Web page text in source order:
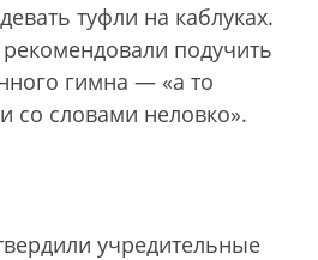
туфли на каблуках.
подучить
гимна — «а то
со словами неловко».
учредительные